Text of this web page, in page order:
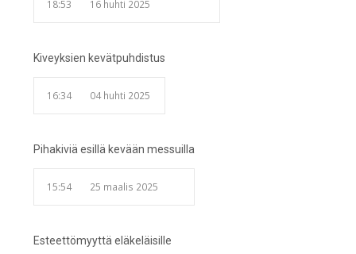
18:53 16 huhti 2025
Kiveyksien kevätpuhdistus
16:34 04 huhti 2025
Pihakiviä esillä kevään messuilla
15:54 25 maalis 2025
Esteettömyyttä eläkeläisille